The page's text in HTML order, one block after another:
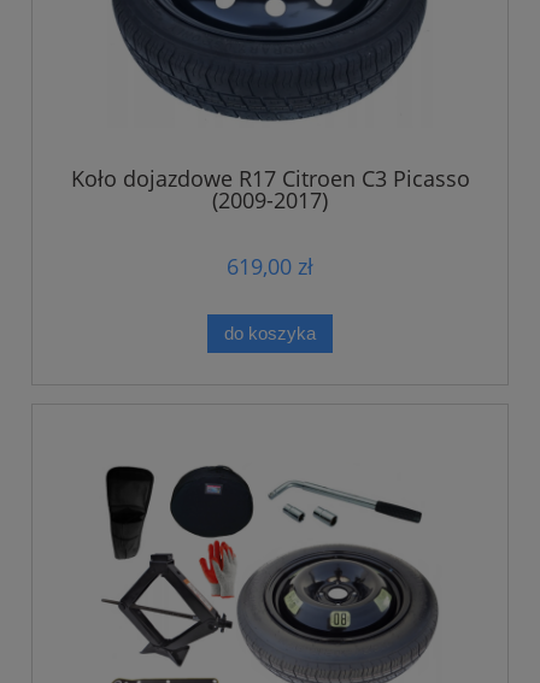
Koło dojazdowe R17 Citroen C3 Picasso
(2009-2017)
619,00 zł
do koszyka